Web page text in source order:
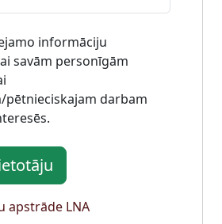
informāciju
savām personīgām
pētnieciskajam darbam
apstrāde LNA